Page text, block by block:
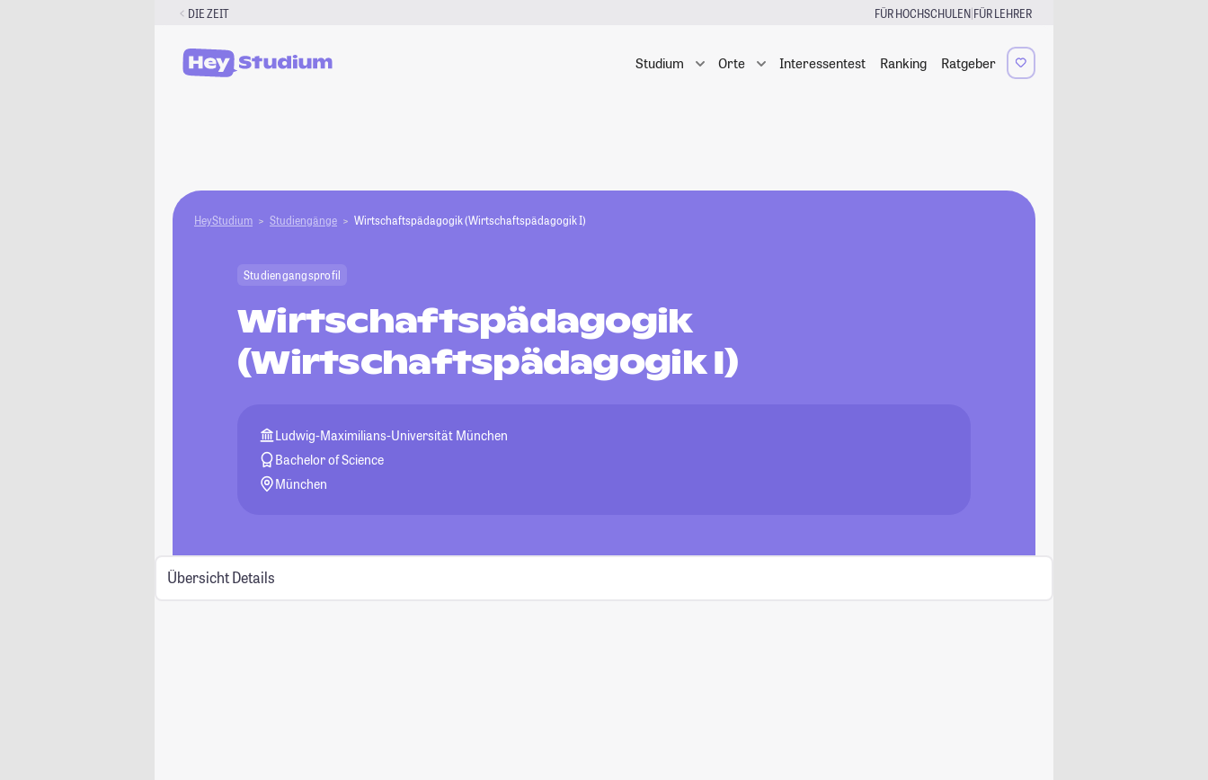
DIE ZEIT FÜR HOCHSCHULEN|FÜR LEHRER
Studium Orte Interessentest Ranking Ratgeber
HeyStudium Studiengänge Wirtschaftspädagogik (Wirtschaftspädagogik I)
Studiengangsprofil
Wirtschaftspädagogik
(Wirtschaftspädagogik I)
Ludwig-Maximilians-Universität München
Bachelor of Science
München
Übersicht Details